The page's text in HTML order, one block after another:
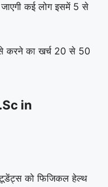
कई लोग इसमें 5 से
से करने का खर्च 20 से 50
in
को फिजिकल हेल्थ